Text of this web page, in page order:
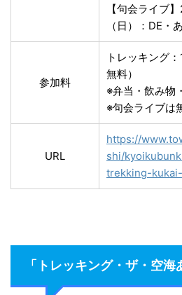
【句会ライブ
（日）：DE・
参加料
トレッキング
無料）
※弁当・飲み物
※句会ライブは
URL
https://
shi/
trekking-
「トレッキング・ザ・空